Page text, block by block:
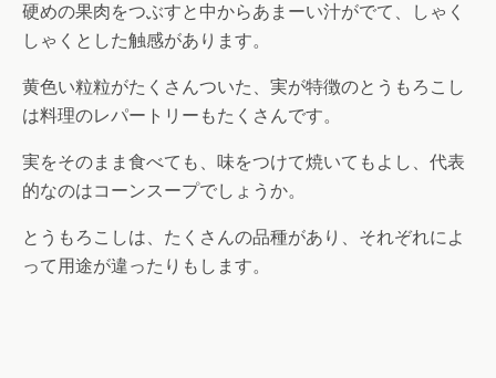
硬めの果肉をつぶすと中からあまーい汁がでて、しゃく
しゃくとした触感があります。
黄色い粒粒がたくさんついた、実が特徴のとうもろこし
は料理のレパートリーもたくさんです。
実をそのまま食べても、味をつけて焼いてもよし、代表
的なのはコーンスープでしょうか。
とうもろこしは、たくさんの品種があり、それぞれによ
って用途が違ったりもします。